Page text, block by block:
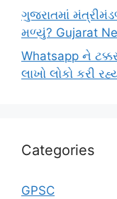
ગુજરાતમાં
મળ્યું? Gujarat
Whatsapp ને
લાખો લોકો કરી
Categories
GPSC